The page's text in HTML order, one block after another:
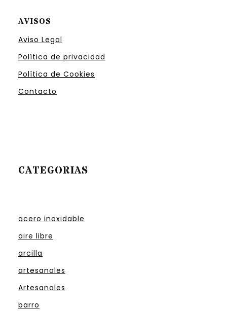
AVISOS
Aviso Legal
Política de privacidad
Política de Cookies
Contacto
CATEGORIAS
acero inoxidable
aire libre
arcilla
artesanales
Artesanales
barro